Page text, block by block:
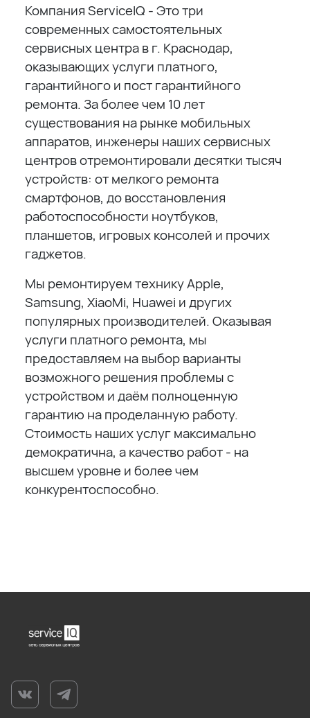
Компания ServiceIQ - Это три
современных самостоятельных
сервисных центра в г. Краснодар,
оказывающих услуги платного,
гарантийного и пост гарантийного
ремонта. За более чем 10 лет
существования на рынке мобильных
аппаратов, инженеры наших сервисных
центров отремонтировали десятки тысяч
устройств: от мелкого ремонта
смартфонов, до восстановления
работоспособности ноутбуков,
планшетов, игровых консолей и прочих
гаджетов.
Мы ремонтируем технику Apple,
Samsung, XiaoMi, Huawei и других
популярных производителей. Оказывая
услуги платного ремонта, мы
предоставляем на выбор варианты
возможного решения проблемы с
устройством и даём полноценную
гарантию на проделанную работу.
Стоимость наших услуг максимально
демократична, а качество работ - на
высшем уровне и более чем
конкурентоспособно.